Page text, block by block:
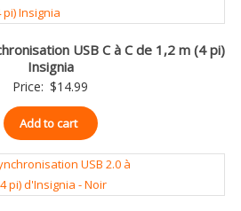
USB C à C de 1,2 m (4 pi)
Insignia
Price: $14.99
Add to cart